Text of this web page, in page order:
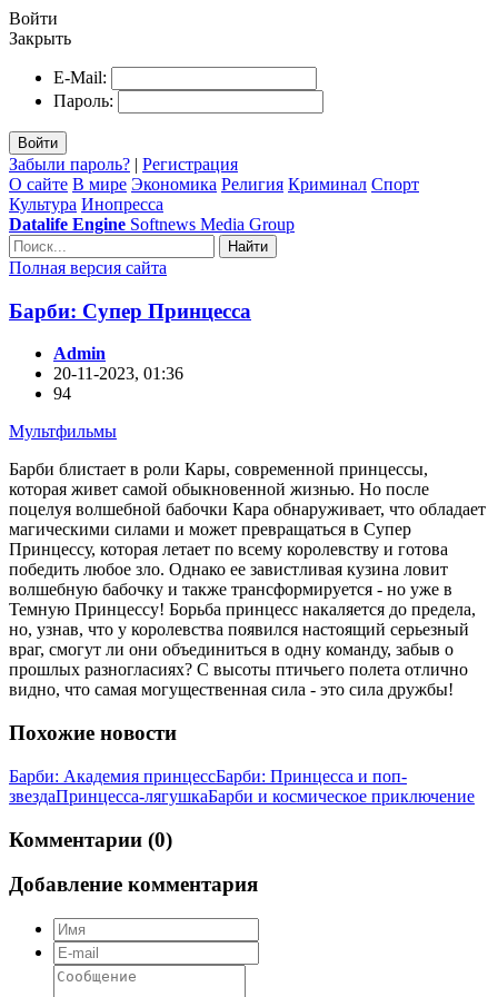
Войти
Закрыть
E-Mail:
Пароль:
Войти
Забыли пароль? | Регистрация
О сайте В мире Экономика Религия Криминал Спорт
Культура Инопресса
Datalife Engine Softnews Media Group
Найти
Полная версия сайта
Барби: Супер Принцесса
Admin
20-11-2023, 01:36
94
Мультфильмы
Барби блистает в роли Кары, современной принцессы,
которая живет самой обыкновенной жизнью. Но после
поцелуя волшебной бабочки Кара обнаруживает, что обладает
магическими силами и может превращаться в Супер
Принцессу, которая летает по всему королевству и готова
победить любое зло. Однако ее завистливая кузина ловит
волшебную бабочку и также трансформируется - но уже в
Темную Принцессу! Борьба принцесс накаляется до предела,
но, узнав, что у королевства появился настоящий серьезный
враг, смогут ли они объединиться в одну команду, забыв о
прошлых разногласиях? С высоты птичьего полета отлично
видно, что самая могущественная сила - это сила дружбы!
Похожие новости
Барби: Академия принцессБарби: Принцесса и поп-
звездаПринцесса-лягушкаБарби и космическое приключение
Комментарии (0)
Добавление комментария